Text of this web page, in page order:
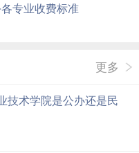
专业收费标准
更多
技术学院是公办还是民